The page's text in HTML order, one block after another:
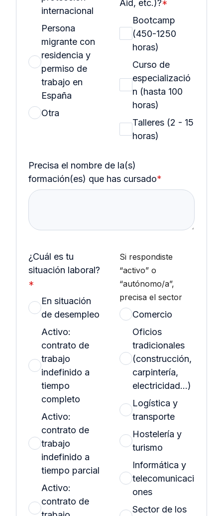
internacional
Persona
migrante con
residencia y
permiso de
trabajo en
España
Otra
Aid, etc.)?*
Bootcamp
(450-1250
horas)
Curso de
especializació
n (hasta 100
horas)
Talleres (2 - 15
horas)
Precisa el nombre de la(s)
formación(es) que has cursado*
¿Cuál es tu
situación laboral?
*
En situación
de desempleo
Activo:
contrato de
trabajo
indefinido a
tiempo
completo
Activo:
contrato de
trabajo
indefinido a
tiempo parcial
Activo:
contrato de
Si respondiste
“activo” o
“autónomo/a”,
precisa el sector
Comercio
Oficios
tradicionales
(construcción,
carpintería,
electricidad…)
Logística y
transporte
Hostelería y
turismo
Informática y
telecomunicaci
ones
Sector de los